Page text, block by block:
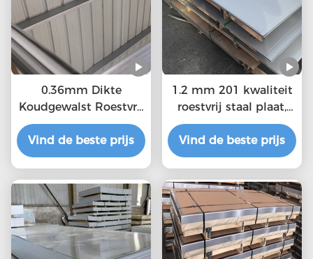
0.36mm Dikte
Koudgewalst Roestvrij
staalblad MTC, ISO-
Certificatie
Vind de beste prijs
1.2 mm 201 kwaliteit
roestvrij staal plaat,
duurzaam
warmgewalst staal
plaat kopen roestvrij
Vind de beste prijs